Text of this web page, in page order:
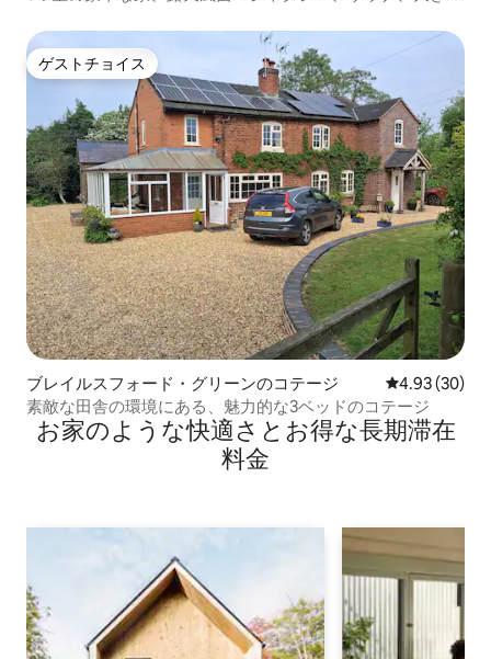
ゲストチョイス
ゲストチョイス
ブレイルスフォード・グリーンのコテージ レビュー30
4.93 (30)
素敵な田舎の環境にある、魅力的な3ベッドのコテージ
お家のような快⁠適⁠さ⁠とお⁠得⁠な長⁠期⁠滞⁠在
料⁠金